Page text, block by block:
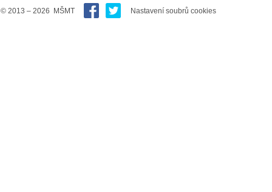
© 2013 – 2026 MŠMT Nastavení soubrů cookies